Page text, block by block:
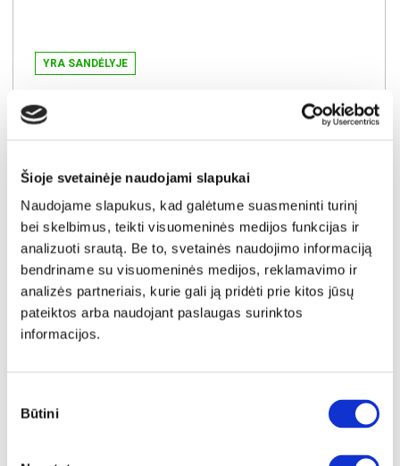
Šioje svetainėje naudojami slapukai
Naudojame slapukus, kad galėtume suasmeninti turinį
bei skelbimus, teikti visuomeninės medijos funkcijas ir
analizuoti srautą. Be to, svetainės naudojimo informaciją
bendriname su visuomeninės medijos, reklamavimo ir
analizės partneriais, kurie gali ją pridėti prie kitos jūsų
pateiktos arba naudojant paslaugas surinktos
informacijos.
pasirinkimas
Būtini
YRA SANDĖLYJE
Išmatavimai:
0€
Į krepšelį